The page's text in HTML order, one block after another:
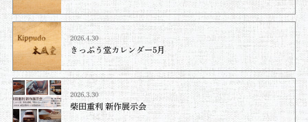
2026.4.30
きっぷう堂カレンダー5月
2026.3.30
柴田重利 新作展示会